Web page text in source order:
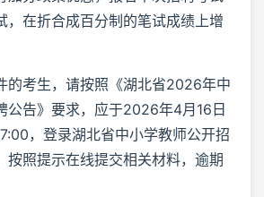
，在折合成百分制的笔试成绩上增
的考生，请按照《湖北省2026年中
公告》要求，应于2026年4月16日
，登录湖北省中小学教师公开招
按照提示在线提交相关材料，逾期